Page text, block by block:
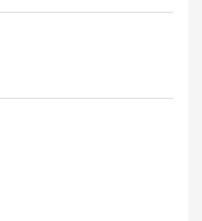
선배들이 있을 수도 있습